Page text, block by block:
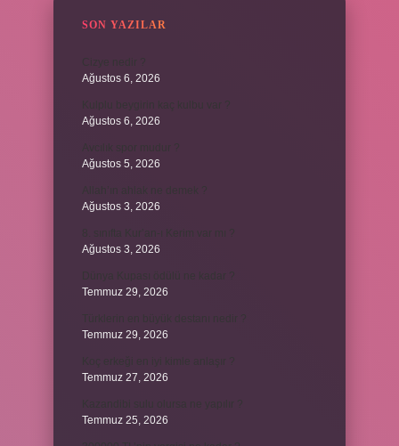
SON YAZILAR
Ağustos 6, 2026
Ağustos 6, 2026
Ağustos 5, 2026
Ağustos 3, 2026
Ağustos 3, 2026
Temmuz 29, 2026
Temmuz 29, 2026
Temmuz 27, 2026
Temmuz 25, 2026